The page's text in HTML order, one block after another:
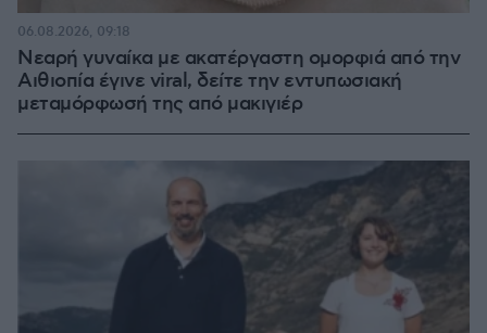
Νεαρή γυναίκα με ακατέργαστη ομορφιά από την
Αιθιοπία έγινε viral, δείτε την εντυπωσιακή
μεταμόρφωσή της από μακιγιέρ
06.08.2026, 09:18